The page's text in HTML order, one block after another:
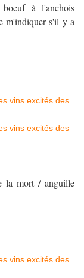
à l'anchois
m'indiquer s'il y a
la mort / anguille